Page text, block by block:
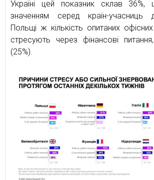
Україні цей показник склав
значенням серед країн-учасниць
Польщі ж кількість опитаних офісних
стресують через фінансові
(25%).